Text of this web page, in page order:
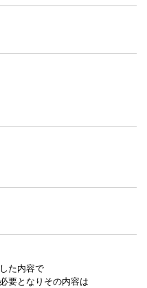
た内容で
要となりその内容は